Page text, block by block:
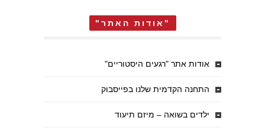
"אודות האתר"
אודות אתר "רגעים היסטוריים"
התחנה הקדמית שלנו בפייסבוק
ילדים בשואה – מיזם תיעוד